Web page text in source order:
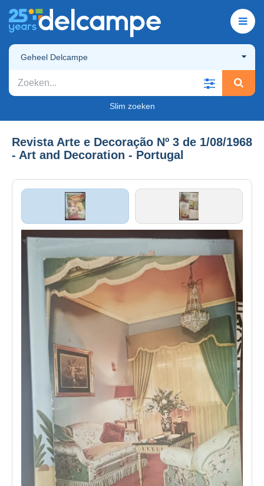
Geheel Delcampe
Slim zoeken
Revista Arte e Decoração Nº 3 de 1/08/1968
- Art and Decoration - Portugal